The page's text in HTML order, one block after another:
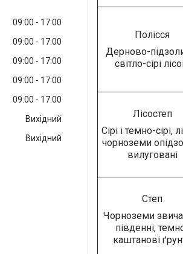
Полісся
Дерново-
світло-сірі
Лісостеп
Сірі і темно-сірі,
чорноземи
вилуговані
Степ
Чорноземи
південні,
каштанові
09:00
17:00
09:00
17:00
09:00
17:00
09:00
17:00
09:00
17:00
Вихідний
Вихідний